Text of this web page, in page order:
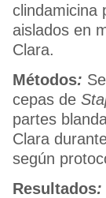
clindamicina
aislados en
Clara.
Métodos:
cepas de
partes
Clara
según
Resultados: